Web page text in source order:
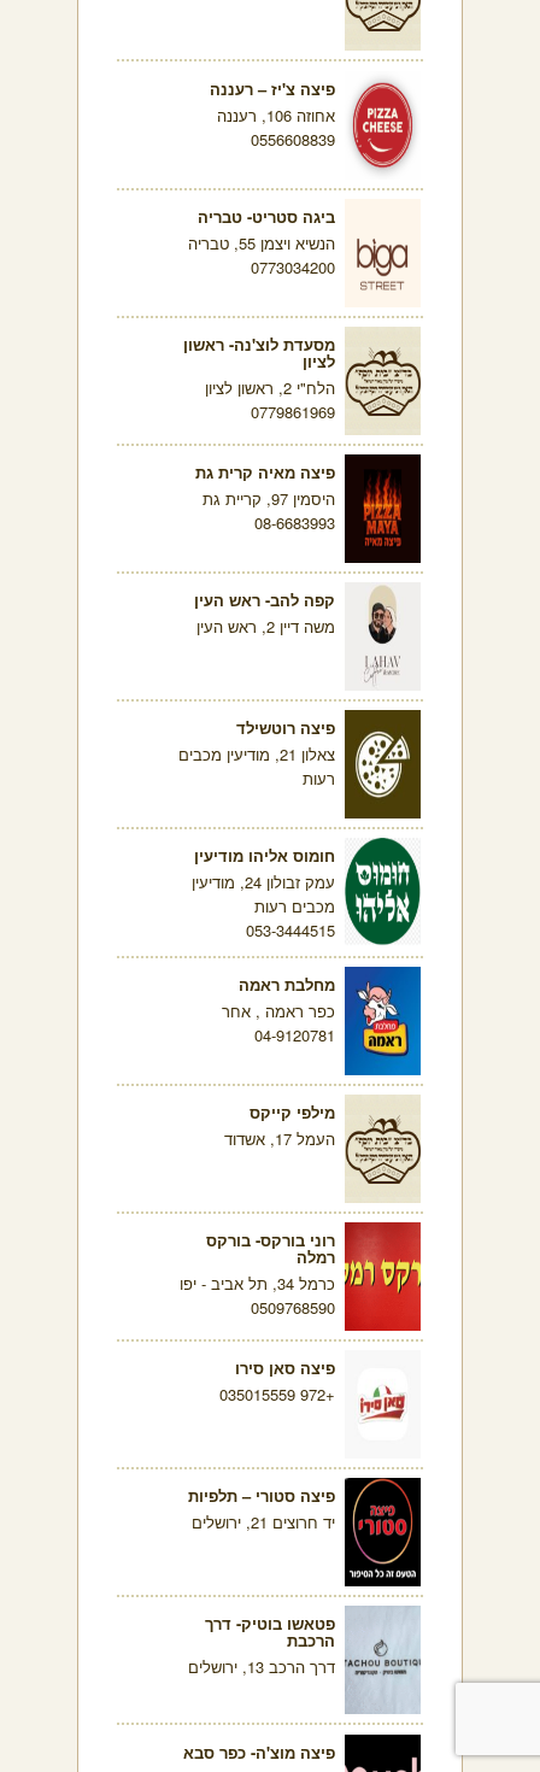
פיצה צ'יז – רעננה
אחוזה 106, רעננה
0556608839
ביגה סטריט- טבריה
הנשיא ויצמן 55, טבריה
0773034200
מסעדת לוצ'נה- ראשון
לציון
הלח"י 2, ראשון לציון
0779861969
פיצה מאיה קרית גת
היסמין 97, קריית גת
08-6683993
קפה להב- ראש העין
משה דיין 2, ראש העין
פיצה רוטשילד
צאלון 21, מודיעין מכבים
רעות
חומוס אליהו מודיעין
עמק זבולון 24, מודיעין
מכבים רעות
053-3444515
מחלבת ראמה
כפר ראמה , אחר
04-9120781
מילפי קייקס
העמל 17, אשדוד
רוני בורקס- בורקס
רמלה
כרמל 34, תל אביב - יפו
0509768590
פיצה סאן סירו
+972 035015559
פיצה סטורי – תלפיות
יד חרוצים 21, ירושלים
פטאשו בוטיק- דרך
הרכבת
דרך הרכב 13, ירושלים
פיצה מוצ'ה- כפר סבא